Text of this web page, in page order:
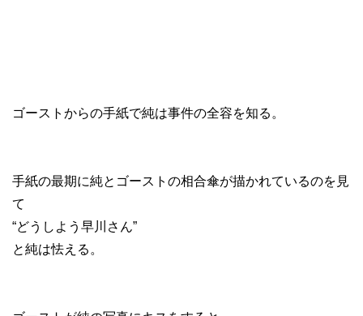
ゴーストからの手紙で純は事件の全容を知る。
手紙の最期に純とゴーストの相合傘が描かれているのを見
て
“どうしよう早川さん”
と純は怯える。